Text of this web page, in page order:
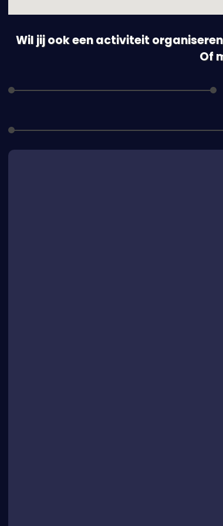
Wil jij ook een activiteit
Of